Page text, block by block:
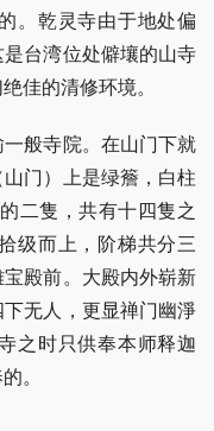
。乾灵寺由于地处偏
台湾位处僻壤的山寺
佳的清修环境。
般寺院。在山门下就
门）上是绿簷，白柱
二隻，共有十四隻之
级而上，阶梯共分三
殿前。大殿内外崭新
无人，更显禅门幽淨
之时只供奉本师释迦
。